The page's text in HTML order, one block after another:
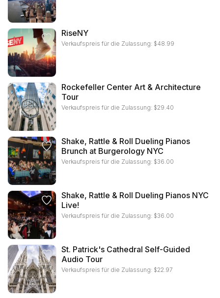
RiseNY
Verkaufspreis für die Zulassung: $48.99
Rockefeller Center Art & Architecture
Tour
Verkaufspreis für die Zulassung: $29.40
Shake, Rattle & Roll Dueling Pianos
Brunch at Burgerology NYC
Verkaufspreis für die Zulassung: $36.00
Shake, Rattle & Roll Dueling Pianos NYC
Live!
Verkaufspreis für die Zulassung: $36.00
St. Patrick's Cathedral Self-Guided
Audio Tour
Verkaufspreis für die Zulassung: $22.97